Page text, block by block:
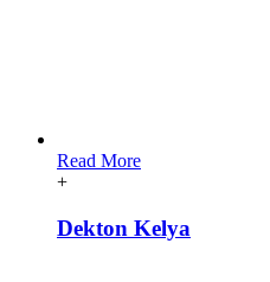
Read More
+
Dekton Kelya